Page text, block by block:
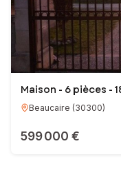
Maison - 6 pièces -
Beaucaire (30300)
599 000 €